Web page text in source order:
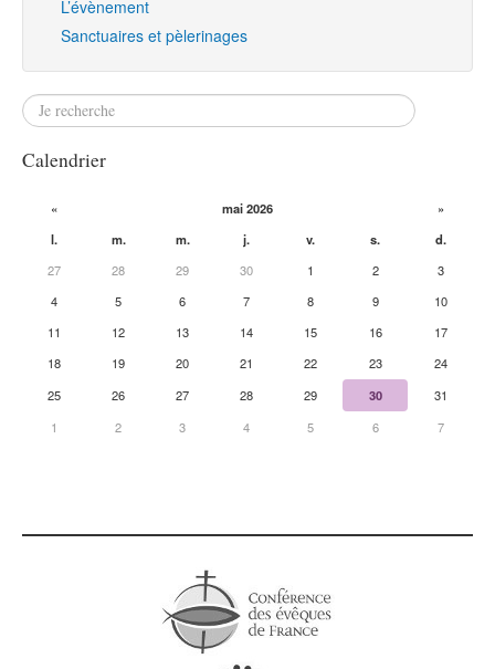
L’évènement
Sanctuaires et pèlerinages
Calendrier
« mai 2026
»
l.
m. m. j. v. s.
d.
27
28 29 30 1 2
3
4
5 6 7 8 9
10
11
12 13 14 15 16
17
18
19 20 21 22 23
24
25
26 27 28 29 30
31
1
2 3 4 5 6 7